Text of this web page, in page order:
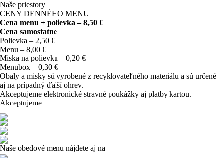
Naše priestory
CENY DENNÉHO MENU
Cena menu + polievka – 8,50 €
Cena samostatne
Polievka – 2,50 €
Menu – 8,00 €
Miska na polievku – 0,20 €
Menubox – 0,30 €
Obaly a misky sú vyrobené z recyklovateľného materiálu a sú určené
aj na prípadný ďalší ohrev.
Akceptujeme elektronické stravné poukážky aj platby kartou.
Akceptujeme
Naše obedové menu nájdete aj na